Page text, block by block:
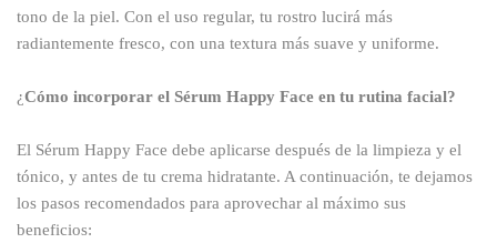
tono de la piel. Con el uso regular, tu rostro lucirá más
radiantemente fresco, con una textura más suave y uniforme.
¿Cómo incorporar el Sérum Happy Face en tu rutina facial?
El Sérum Happy Face debe aplicarse después de la limpieza y el
tónico, y antes de tu crema hidratante. A continuación, te dejamos
los pasos recomendados para aprovechar al máximo sus
beneficios: